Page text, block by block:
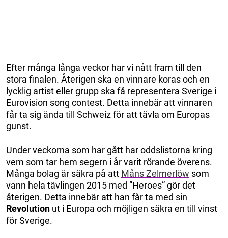
Efter många långa veckor har vi nått fram till den
stora finalen. Återigen ska en vinnare koras och en
lycklig artist eller grupp ska få representera Sverige i
Eurovision song contest. Detta innebär att vinnaren
får ta sig ända till Schweiz för att tävla om Europas
gunst.
Under veckorna som har gått har oddslistorna kring
vem som tar hem segern i år varit rörande överens.
Många bolag är säkra på att Måns Zelmerlöw som
vann hela tävlingen 2015 med ”Heroes” gör det
återigen. Detta innebär att han får ta med sin
Revolution ut i Europa och möjligen säkra en till vinst
för Sverige.